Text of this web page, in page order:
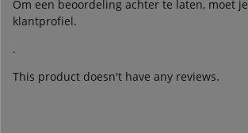
Om een beoordeling achter te laten, moet je
klantprofiel.
.
This product doesn't have any reviews.